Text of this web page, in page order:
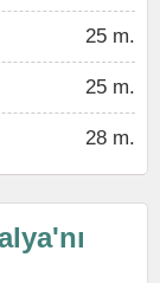
25 m.
25 m.
28 m.